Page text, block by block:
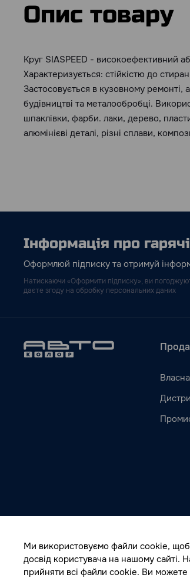
Опис товару
Круг SIASPEED - високоефективний
Характеризується: стійкістю до
Застосовується в кузовному ремонті,
будівництві та металообробці.
шпаклівки, фарби. лаки, дерево,
алюмінієві деталі, різні сплави,
Інформація про
Оформлюй підписку та отримуй
Натискаючи «Оформити підписку», ви
даєте згоду на обробку персональних даних
Ми використовуємо файли cookie,
досвід користувача на нашому сайті.
прийняти всі файли cookie. Ви